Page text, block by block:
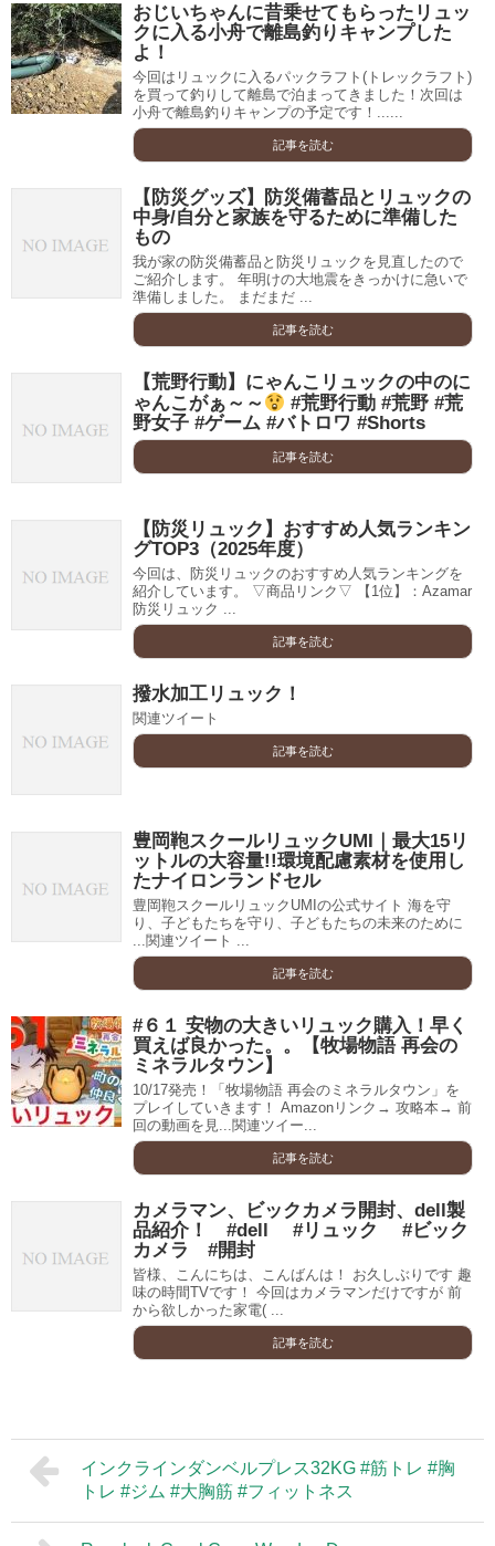
おじいちゃんに昔乗せてもらったリュッ
クに入る小舟で離島釣りキャンプした
よ！
今回はリュックに入るパックラフト(トレックラフト)
を買って釣りして離島で泊まってきました！次回は
小舟で離島釣りキャンプの予定です！......
記事を読む
【防災グッズ】防災備蓄品とリュックの
中身/自分と家族を守るために準備した
もの
我が家の防災備蓄品と防災リュックを見直したので
ご紹介します。 年明けの大地震をきっかけに急いで
準備しました。 まだまだ ...
記事を読む
【荒野行動】にゃんこリュックの中のに
ゃんこがぁ～～
#荒野行動 #荒野 #荒
野女子 #ゲーム #バトロワ #Shorts
記事を読む
【防災リュック】おすすめ人気ランキン
グTOP3（2025年度）
今回は、防災リュックのおすすめ人気ランキングを
紹介しています。 ▽商品リンク▽ 【1位】：Azamar
防災リュック ...
記事を読む
撥水加工リュック！
関連ツイート
記事を読む
豊岡鞄スクールリュックUMI｜最大15リ
ットルの大容量!!環境配慮素材を使用し
たナイロンランドセル
豊岡鞄スクールリュックUMIの公式サイト 海を守
り、子どもたちを守り、子どもたちの未来のために
...関連ツイート ...
記事を読む
#６１ 安物の大きいリュック購入！早く
買えば良かった。。【牧場物語 再会の
ミネラルタウン】
10/17発売！「牧場物語 再会のミネラルタウン」を
プレイしていきます！ Amazonリンク→ 攻略本→ 前
回の動画を見...関連ツイー...
記事を読む
カメラマン、ビックカメラ開封、dell製
品紹介！ #dell #リュック #ビック
カメラ #開封
皆様、こんにちは、こんばんは！ お久しぶりです 趣
味の時間TVです！ 今回はカメラマンだけですが 前
から欲しかった家電( ...
記事を読む
インクラインダンベルプレス32KG #筋トレ #胸
トレ #ジム #大胸筋 #フィットネス